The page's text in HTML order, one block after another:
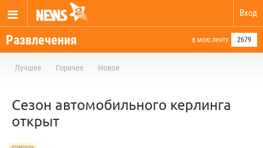
Вход
Развлечения в мою ленту 2679
Лучшее Горячее Новое
Сезон автомобильного керлинга
открыт
отметили